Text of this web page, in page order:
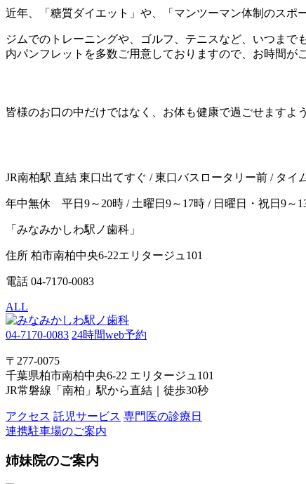
近年、「糖質ダイエット」や、「マンツーマン体制のスポ
ジムでのトレーニングや、ゴルフ、テニスなど、いつま
内パンフレットを多数ご用意しておりますので、お時間が
皆様のお口の中だけではなく、お体も健康で過ごせますよ
JR南柏駅 直結 東口出てすぐ / 東口バスロータリー前 / タ
年中無休 平日9～20時 / 土曜日9～17時 / 日曜日・祝日9～
「みなみかしわ駅ノ歯科」
住所 柏市南柏中央6-22エリタージュ101
電話 04-7170-0083
ALL
04-7170-0083 24時間web予約
〒277-0075
千葉県柏市南柏中央6-22 エリタージュ101
JR常磐線「南柏」駅から直結｜徒歩30秒
アクセス 託児サービス 専門医の診療日
連携駐車場のご案内
姉妹院のご案内